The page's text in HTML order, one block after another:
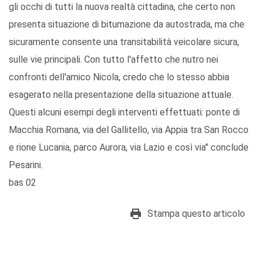
gli occhi di tutti la nuova realtà cittadina, che certo non
presenta situazione di bitumazione da autostrada, ma che
sicuramente consente una transitabilità veicolare sicura,
sulle vie principali. Con tutto l'affetto che nutro nei
confronti dell'amico Nicola, credo che lo stesso abbia
esagerato nella presentazione della situazione attuale.
Questi alcuni esempi degli interventi effettuati: ponte di
Macchia Romana, via del Gallitello, via Appia tra San Rocco
e rione Lucania, parco Aurora, via Lazio e così via" conclude
Pesarini.
bas 02
Stampa questo articolo